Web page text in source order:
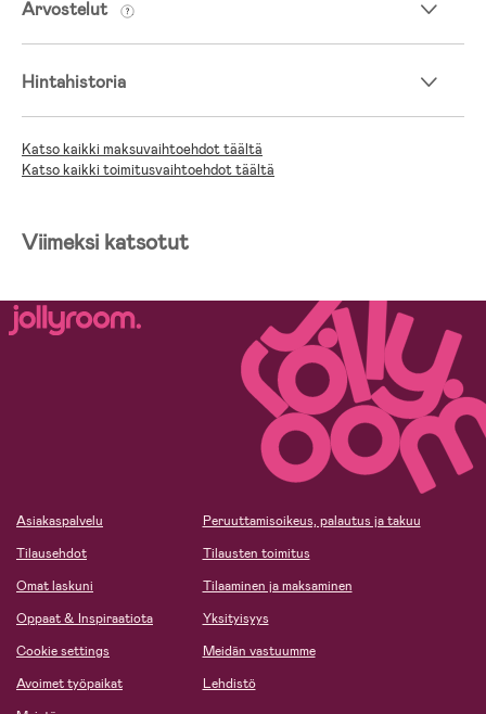
lastenvaunuoppaan avuksesi:
Arvostelut
Hintahistoria
Katso kaikki maksuvaihtoehdot täältä
Katso kaikki toimitusvaihtoehdot täältä
Viimeksi katsotut
Asiakaspalvelu
Tilausehdot
Omat laskuni
Oppaat & Inspiraatiota
Cookie settings
Avoimet työpaikat
Peruuttamisoikeus, palautus ja takuu
Tilausten toimitus
Tilaaminen ja maksaminen
Yksityisyys
Meidän vastuumme
Lehdistö